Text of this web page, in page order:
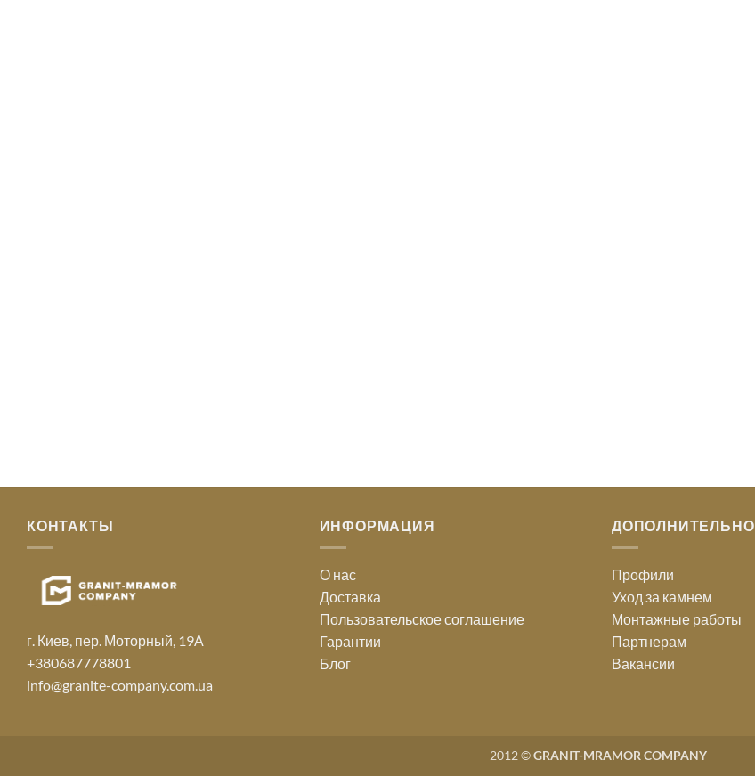
КОНТАКТЫ
г. Киев, пер. Моторный, 19А
+380687778801
info@granite-company.com.ua
ИНФОРМАЦИЯ
О нас
Доставка
Пользовательское соглашение
Гарантии
Блог
ДОПОЛНИТЕЛЬНО
Профили
Уход за камнем
Монтажные работы
Партнерам
Вакансии
2012 ©GRANIT-MRAMOR COMPANY